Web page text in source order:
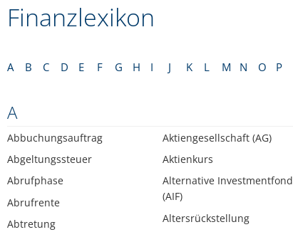
Finanzlexikon
A B C D E F G H I J K L M N O P
A
Abbuchungsauftrag
Abgeltungssteuer
Abrufphase
Abrufrente
Abtretung
Aktiengesellschaft (AG)
Aktienkurs
Alternative
(AIF)
Altersrückstellung